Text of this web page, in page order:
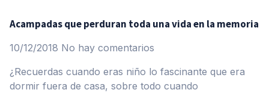
Acampadas que perduran toda una vida en la memoria
10/12/2018 No hay comentarios
¿Recuerdas cuando eras niño lo fascinante que era
dormir fuera de casa, sobre todo cuando